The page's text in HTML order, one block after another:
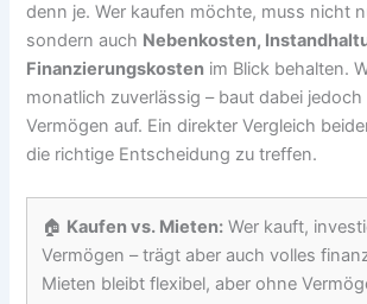
denn je. Wer kaufen möchte, muss nicht
sondern auch Nebenkosten,
Finanzierungskosten im Blick behalten.
monatlich zuverlässig – baut dabei jedoch
Vermögen auf. Ein direkter Vergleich
die richtige Entscheidung zu treffen.
🏠 Kaufen vs. Mieten: Wer kauft,
Vermögen – trägt aber auch volles
Mieten bleibt flexibel, aber ohne